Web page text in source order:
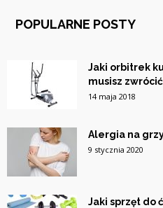
POPULARNE POSTY
Jaki orbitrek
musisz
14 maja 2018
Alergia na
9 stycznia 2020
Jaki sprzęt do